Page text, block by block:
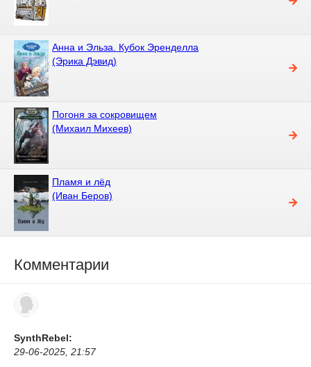
Анна и Эльза. Кубок Эренделла
(Эрика Дэвид)
Погоня за сокровищем
(Михаил Михеев)
Пламя и лёд
(Иван Беров)
Комментарии
SynthRebel:
29-06-2025, 21:57